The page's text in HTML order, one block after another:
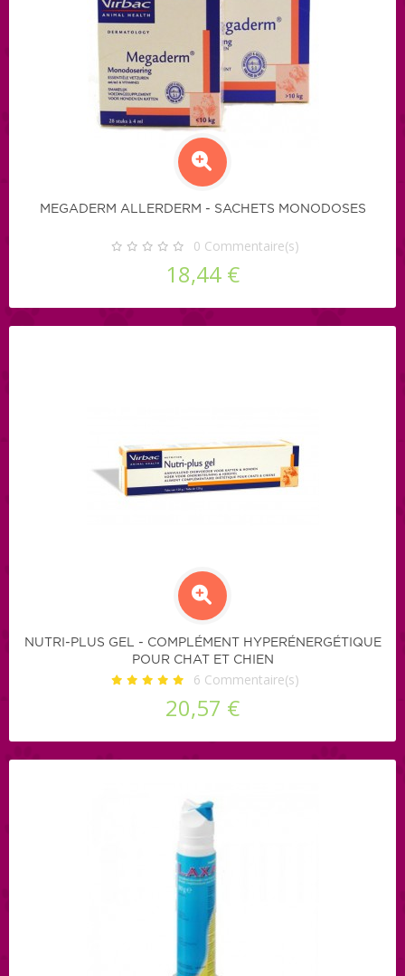
MEGADERM ALLERDERM - SACHETS MONODOSES
0 Commentaire(s)
18,44 €
NUTRI-PLUS GEL - COMPLÉMENT HYPERÉNERGÉTIQUE
POUR CHAT ET CHIEN
6 Commentaire(s)
20,57 €